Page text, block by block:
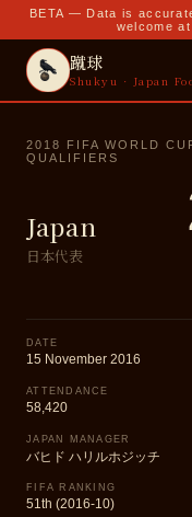
BETA — Data is
welcome at
蹴球
Shukyu · Japan
2018 FIFA WORLD
QUALIFIERS
Japan
日本代表
DATE
15 November 2016
ATTENDANCE
58,420
JAPAN MANAGER
バヒド ハリルホジッチ
FIFA RANKING
51th (2016-10)